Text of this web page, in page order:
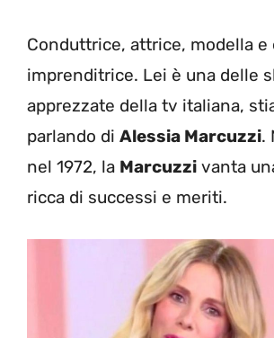
Conduttrice, attrice, modella e
imprenditrice. Lei è una delle
apprezzate della tv italiana,
parlando di Alessia Marcuzzi.
nel 1972, la Marcuzzi vanta
ricca di successi e meriti.